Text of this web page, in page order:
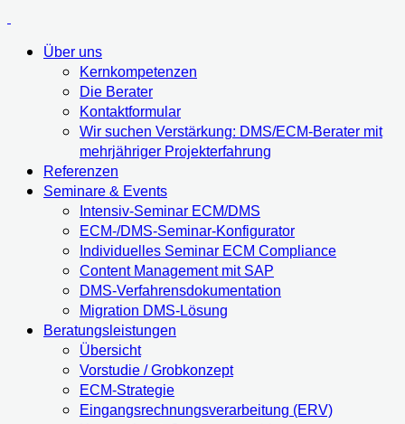
Über uns
Kernkompetenzen
Die Berater
Kontaktformular
Wir suchen Verstärkung: DMS/ECM-Berater mit
mehrjähriger Projekterfahrung
Referenzen
Seminare & Events
Intensiv-Seminar ECM/DMS
ECM-/DMS-Seminar-Konfigurator
Individuelles Seminar ECM Compliance
Content Management mit SAP
DMS-Verfahrensdokumentation
Migration DMS-Lösung
Beratungsleistungen
Übersicht
Vorstudie / Grobkonzept
ECM-Strategie
Eingangsrechnungsverarbeitung (ERV)